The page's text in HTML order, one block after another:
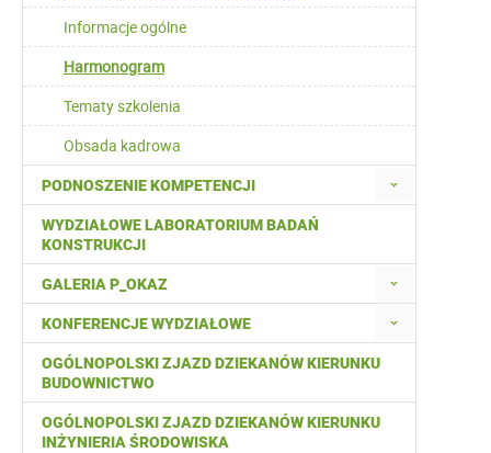
Informacje ogólne
Harmonogram
Tematy szkolenia
Obsada kadrowa
PODNOSZENIE KOMPETENCJI
WYDZIAŁOWE LABORATORIUM BADAŃ
KONSTRUKCJI
GALERIA P_OKAZ
KONFERENCJE WYDZIAŁOWE
OGÓLNOPOLSKI ZJAZD DZIEKANÓW KIERUNKU
BUDOWNICTWO
OGÓLNOPOLSKI ZJAZD DZIEKANÓW KIERUNKU
INŻYNIERIA ŚRODOWISKA